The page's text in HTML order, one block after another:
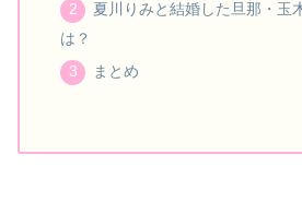
夏川りみと結婚した旦那・玉
は？
まとめ